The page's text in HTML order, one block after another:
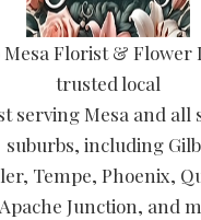
Mesa Florist & Flower
trusted local
serving Mesa and
suburbs, including
Tempe, Phoenix,
Junction, and